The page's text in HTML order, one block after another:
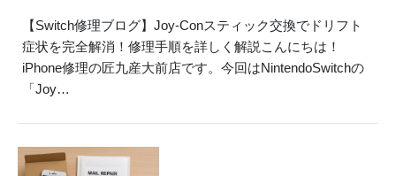
【Switch修理ブログ】Joy-Conスティック交換でドリフト
症状を完全解消！修理手順を詳しく解説こんにちは！
iPhone修理の匠九産大前店です。今回はNintendoSwitchの
「Joy…